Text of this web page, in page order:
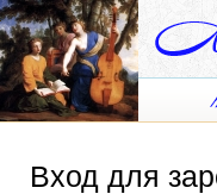
Вход для